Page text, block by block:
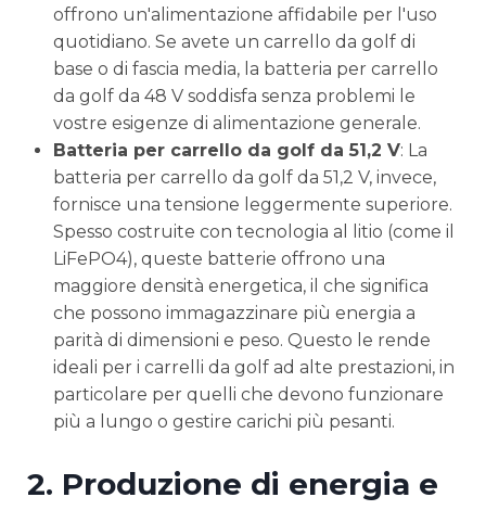
offrono un'alimentazione affidabile per l'uso
quotidiano. Se avete un carrello da golf di
base o di fascia media, la batteria per carrello
da golf da 48 V soddisfa senza problemi le
vostre esigenze di alimentazione generale.
Batteria per carrello da golf da 51,2 V: La
batteria per carrello da golf da 51,2 V, invece,
fornisce una tensione leggermente superiore.
Spesso costruite con tecnologia al litio (come il
LiFePO4), queste batterie offrono una
maggiore densità energetica, il che significa
che possono immagazzinare più energia a
parità di dimensioni e peso. Questo le rende
ideali per i carrelli da golf ad alte prestazioni, in
particolare per quelli che devono funzionare
più a lungo o gestire carichi più pesanti.
2. Produzione di energia e